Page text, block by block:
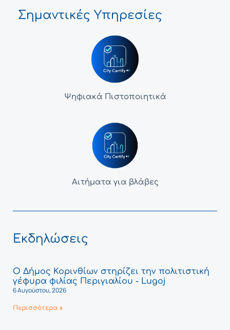
Σημαντικές Υπηρεσίες
Ψηφιακά Πιστοποιητικά
Αιτήματα για βλάβες
Εκδηλώσεις
Ο Δήμος Κορινθίων στηρίζει την πολιτιστική
γέφυρα φιλίας Περιγιαλίου - Lugoj
6 Αυγούστου, 2026
Περισσότερα »